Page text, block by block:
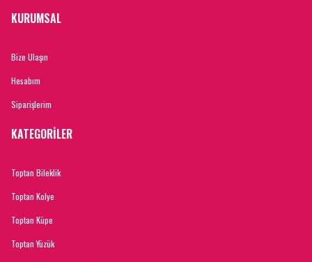
KURUMSAL
Bize Ulaşın
Hesabım
Siparişlerim
KATEGORİLER
Toptan Bileklik
Toptan Kolye
Toptan Küpe
Toptan Yüzük